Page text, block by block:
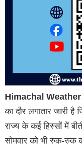
Himachal
का दौर लगातार जारी
राज्य के कई हिस्सों में
सोमवार को भी रुक-रुक